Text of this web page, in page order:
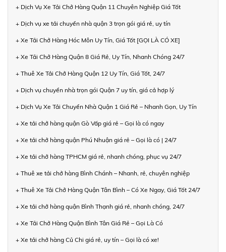
+ Dịch Vụ Xe Tải Chở Hàng Quận 11 Chuyên Nghiệp Giá Tốt
+ Dịch vụ xe tải chuyển nhà quận 3 trọn gói giá rẻ, uy tín
+ Xe Tải Chở Hàng Hóc Môn Uy Tín, Giá Tốt [GỌI LÀ CÓ XE]
+ Xe Tải Chở Hàng Quận 8 Giá Rẻ, Uy Tín, Nhanh Chóng 24/7
+ Thuê Xe Tải Chở Hàng Quận 12 Uy Tín, Giá Tốt, 24/7
+ Dịch vụ chuyển nhà trọn gói Quận 7 uy tín, giá cả hợp lý
+ Dịch Vụ Xe Tải Chuyển Nhà Quận 1 Giá Rẻ – Nhanh Gọn, Uy Tín
+ Xe tải chở hàng quận Gò Vấp giá rẻ – Gọi là có ngay
+ Xe tải chở hàng quận Phú Nhuận giá rẻ – Gọi là có | 24/7
+ Xe tải chở hàng TPHCM giá rẻ, nhanh chóng, phục vụ 24/7
+ Thuê xe tải chở hàng Bình Chánh – Nhanh, rẻ, chuyên nghiệp
+ Thuê Xe Tải Chở Hàng Quận Tân Bình – Có Xe Ngay, Giá Tốt 24/7
+ Xe tải chở hàng quận Bình Thạnh giá rẻ, nhanh chóng, 24/7
+ Xe Tải Chở Hàng Quận Bình Tân Giá Rẻ – Gọi Là Có
+ Xe tải chở hàng Củ Chi giá rẻ, uy tín – Gọi là có xe!